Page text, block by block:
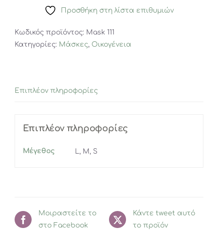
ποσότηταΠροσθήκη στη λίστα επιθυμιών
Κωδικός προϊόντος: Mask 111
Κατηγορίες: Μάσκες, Οικογένεια
Επιπλέον πληροφορίες
Επιπλέον πληροφορίες
Μέγεθος L, M, S
Μοιραστείτε το
στο Facebook
Κάντε tweet αυτό
το προϊόν